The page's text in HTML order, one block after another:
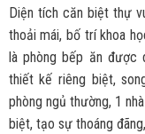
Diện tích căn biệt thự
thoải mái, bố trí khoa
là phòng bếp ăn được
thiết kế riêng biệt,
phòng ngủ thường, 1
biệt, tạo sự thoáng